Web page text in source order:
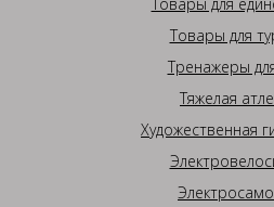
Товары для
Тренажеры
Тяжелая
Художественная